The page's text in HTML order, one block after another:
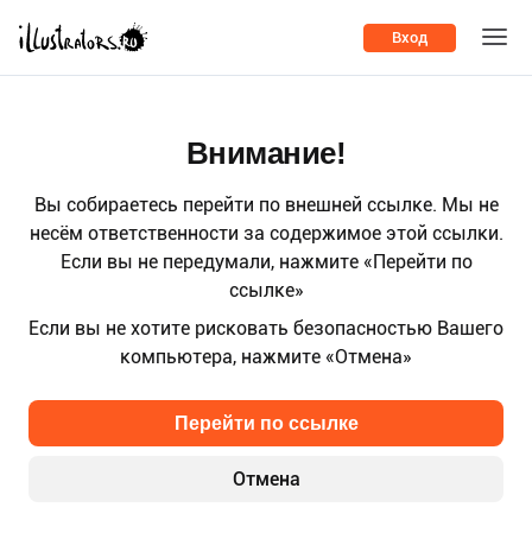
Вход
Внимание!
Вы собираетесь перейти по внешней ссылке. Мы не
несём ответственности за содержимое этой ссылки.
Если вы не передумали, нажмите «Перейти по
ссылке»
Если вы не хотите рисковать безопасностью Вашего
компьютера, нажмите «Отмена»
Отмена
Перейти по ссылке